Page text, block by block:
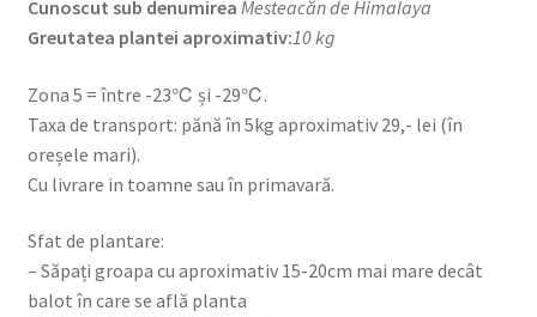
Cunoscut sub denumirea Mesteacăn de Himalaya
Greutatea plantei aproximativ:10 kg
Zona 5 = între -23℃ și -29℃.
Taxa de transport: pănă în 5kg aproximativ 29,- lei (în
oreșele mari).
Cu livrare in toamne sau în primavară.
Sfat de plantare:
– Săpați groapa cu aproximativ 15-20cm mai mare decât
balot în care se află planta